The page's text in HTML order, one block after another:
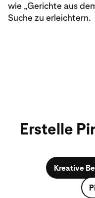
wie „Gerichte aus
Suche zu erleichtern.
Erstelle
Kreative